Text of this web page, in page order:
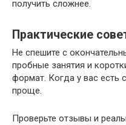
получить сложнее.
Практические
Не спешите с
пробные занятия и
формат. Когда у вас есть
проще.
Проверьте отзывы и